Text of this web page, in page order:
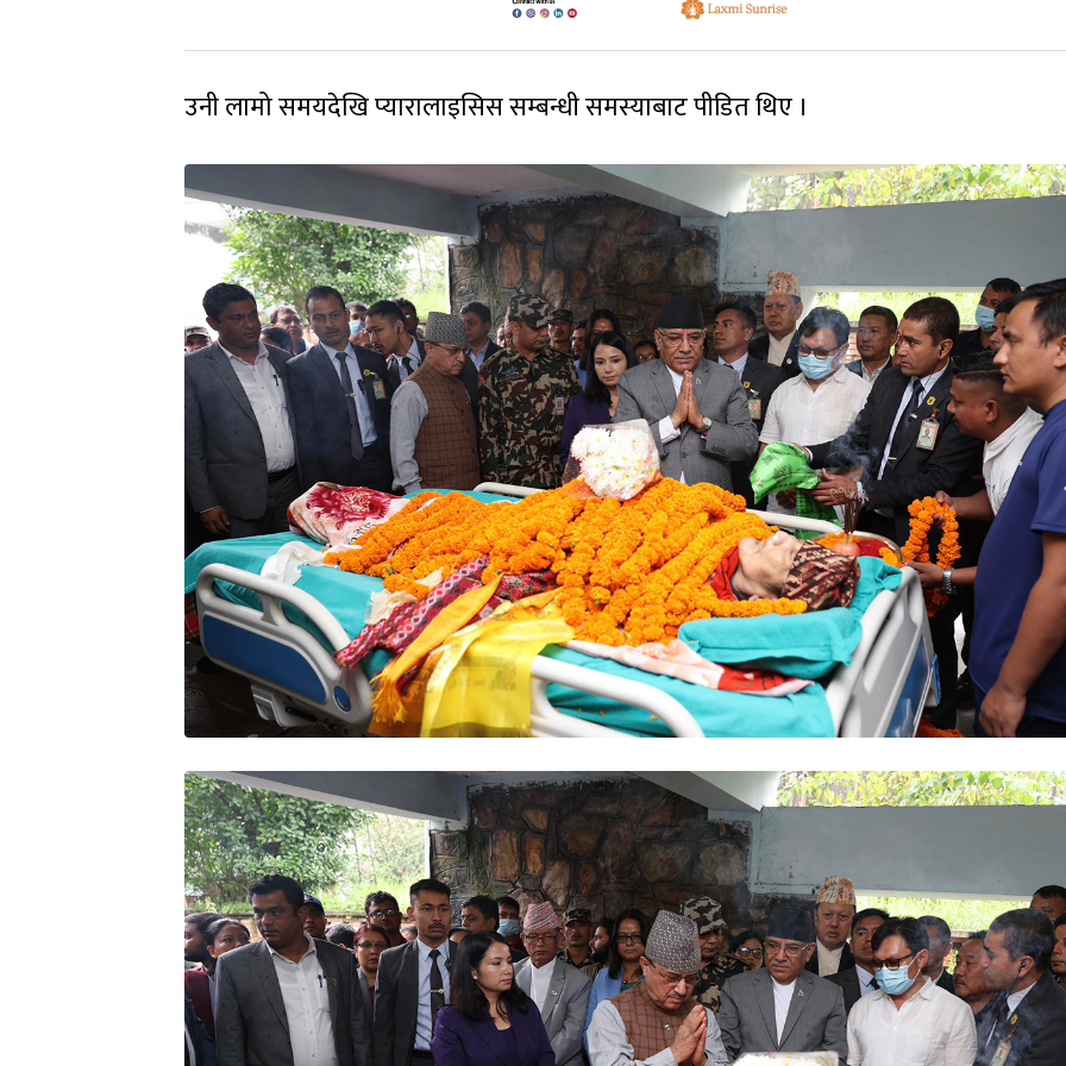
उनी लामो समयदेखि प्यारालाइसिस सम्बन्धी समस्याबाट पीडित थिए ।